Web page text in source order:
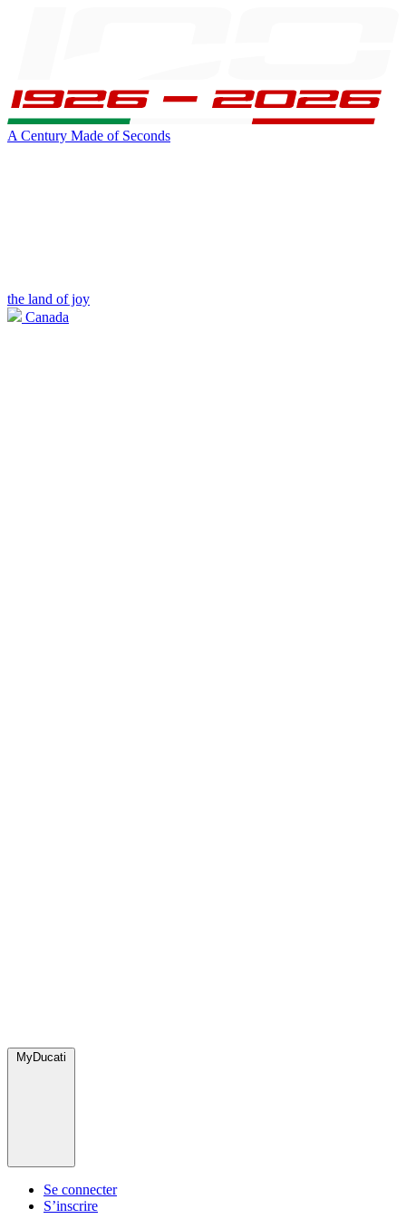
A Century Made of Seconds
the land of joy
Canada
MyDucati
Se connecter
S’inscrire